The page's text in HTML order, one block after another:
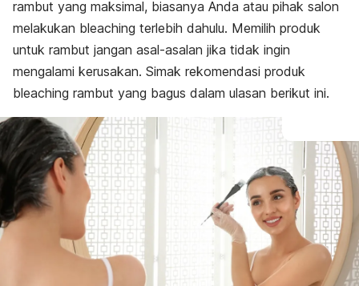
rambut yang maksimal, biasanya Anda atau pihak salon
melakukan bleaching terlebih dahulu. Memilih produk
untuk rambut jangan asal-asalan jika tidak ingin
mengalami kerusakan. Simak rekomendasi produk
bleaching rambut yang bagus dalam ulasan berikut ini.